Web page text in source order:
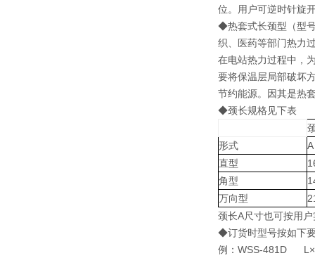
位。用户可逆时针旋
◆热套式长颈型（型
织、医药等部门热力
在电站热力过程中，
要将保温层局部破坏
节约能源。因其是热
◆颈长规格见下表
形式
A
直型
角型
万向型
颈长A尺寸也可按用
◆订货时型号按如下
例：WSS-481D